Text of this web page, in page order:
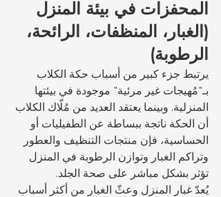
المحفزات في بيئة المنزل
(الغبار، المنظفات، الرائحة،
الرطوبة)
يرتبط جزء كبير من أسباب حكة الكلاب
بـ"مُهيجات غير مرئية" موجودة في بيئتها
المنزلية. وبينما يعتقد العديد من مُلّاك الكلاب
أن الحكة ناتجة ببساطة عن الطفيليات أو
الحساسية، فإن منتجات التنظيف والعطور
وتراكم الغبار وتوازن الرطوبة في المنزل
تؤثر بشكل مباشر على صحة الجلد.
يُعدّ غبار المنزل وعثّ الغبار من أكثر أسباب